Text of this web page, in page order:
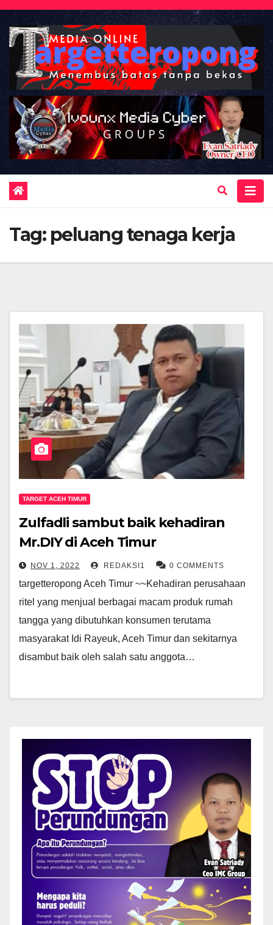
Skip
to
content
Tag: peluang tenaga kerja
TARGET ACEH TIMUR
Zulfadli sambut baik kehadiran
Mr.DIY di Aceh Timur
NOV 1, 2022 REDAKSI1 0 COMMENTS
targetteropong Aceh Timur ~~Kehadiran perusahaan
ritel yang menjual berbagai macam produk rumah
tangga yang dibutuhkan konsumen terutama
masyarakat Idi Rayeuk, Aceh Timur dan sekitarnya
disambut baik oleh salah satu anggota…